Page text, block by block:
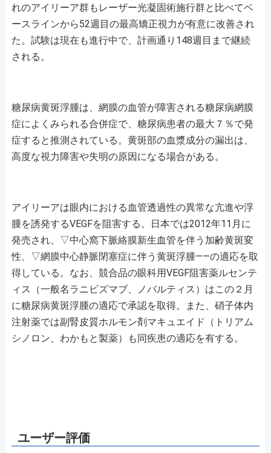
れのアイリーア群もレーザー光凝固術施行群と比べてベ
ースラインから52週目の最高矯正視力が有意に改善され
た。試験は現在も進行中で、計画通り148週目まで継続
される。
糖尿病黄斑浮腫は、網膜の血管が障害される糖尿病網膜
症によくみられる合併症で、糖尿病患者の最大７％で発
症すると推測されている。黄斑部の血漿成分の漏出は、
高度な視力障害や失明の原因になる場合がある。
アイリーアは眼内における血管透過性の異常な亢進や浮
腫を誘発するVEGFを阻害する。日本では2012年11月に
発売され、▽中心窩下脈絡膜新生血管を伴う加齢黄斑変
性、▽網膜中心静脈閉塞症に伴う黄斑浮腫――の適応を取
得している。なお、競合品の眼科用VEGF阻害薬ルセンテ
ィス（一般名ラニビズマブ、ノバルティス）はこの２月
に糖尿病黄斑浮腫の適応で承認を取得。また、硝子体内
注射薬では副腎皮質ホルモン剤マキュエイド（トリアム
シノロン、わかもと製薬）も同疾患の適応を有する。